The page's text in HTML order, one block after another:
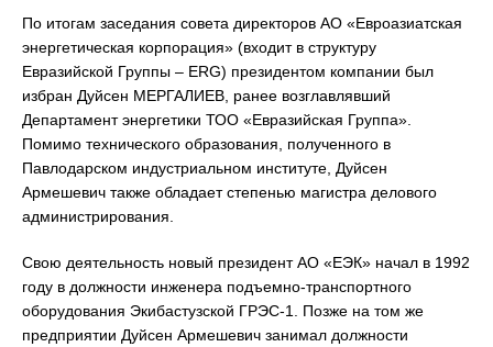
По итогам заседания совета директоров АО «Евроазиатская
энергетическая корпорация» (входит в структуру
Евразийской Группы – ERG) президентом компании был
избран Дуйсен МЕРГАЛИЕВ, ранее возглавлявший
Департамент энергетики ТОО «Евразийская Группа».
Помимо технического образования, полученного в
Павлодарском индустриальном институте, Дуйсен
Армешевич также обладает степенью магистра делового
администрирования.
Свою деятельность новый президент АО «ЕЭК» начал в 1992
году в должности инженера подъемно-транспортного
оборудования Экибастузской ГРЭС-1. Позже на том же
предприятии Дуйсен Армешевич занимал должности